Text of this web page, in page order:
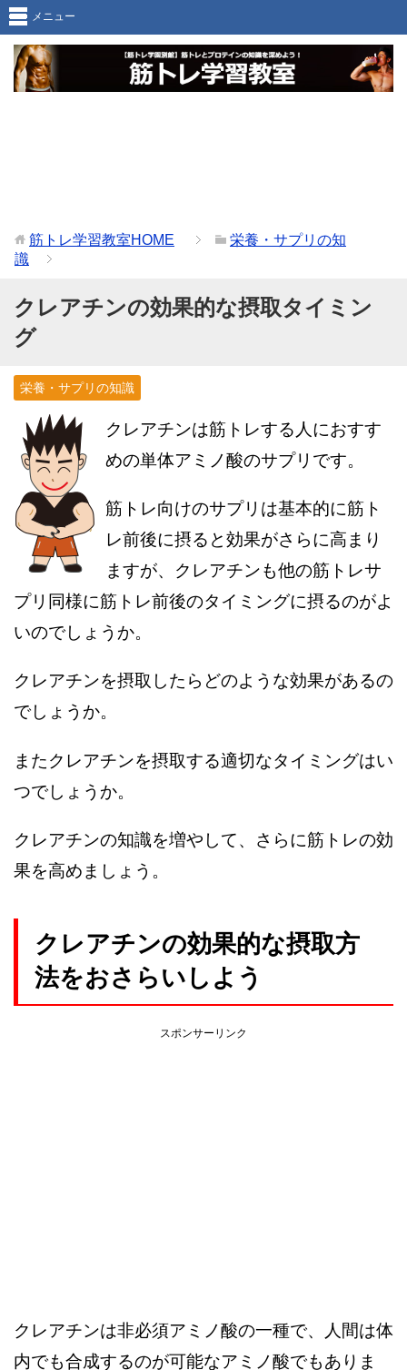
メニュー
筋トレ学習教室HOME
栄養・サプリの知
識
クレアチンの効果的な摂取タイミン
グ
栄養・サプリの知識
クレアチンは筋トレする人におすす
めの単体アミノ酸のサプリです。
筋トレ向けのサプリは基本的に筋ト
レ前後に摂ると効果がさらに高まり
ますが、クレアチンも他の筋トレサ
プリ同様に筋トレ前後のタイミングに摂るのがよ
いのでしょうか。
クレアチンを摂取したらどのような効果があるの
でしょうか。
またクレアチンを摂取する適切なタイミングはい
つでしょうか。
クレアチンの知識を増やして、さらに筋トレの効
果を高めましょう。
クレアチンの効果的な摂取方
法をおさらいしよう
スポンサーリンク
クレアチンは非必須アミノ酸の一種で、人間は体
内でも合成するのが可能なアミノ酸でもありま